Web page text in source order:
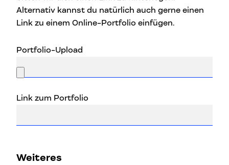
Alternativ kannst du natürlich auch gerne einen
Link zu einem Online-Portfolio einfügen.
Portfolio-Upload
Link zum Portfolio
lasse
Weiteres